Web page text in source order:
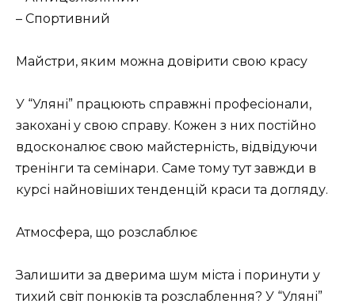
– Спортивний
Майстри, яким можна довірити свою красу
У “Уляні” працюють справжні професіонали,
закохані у свою справу. Кожен з них постійно
вдосконалює свою майстерність, відвідуючи
тренінги та семінари. Саме тому тут завжди в
курсі найновіших тенденцій краси та догляду.
Атмосфера, що розслаблює
Залишити за дверима шум міста і поринути у
тихий світ понюків та розслаблення? У “Уляні”